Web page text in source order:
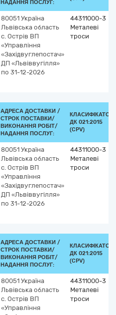
НАДАННЯ ПОСЛУГ:
80051 Україна
Львівська область
с. Острів ВП
«Управління
«Західвуглепостач»
ДП «Львіввугілля»
по 31-12-2026
44311000-3
Металеві
троси
АДРЕСА ДОСТАВКИ /
СТРОК ПОСТАВКИ/
ВИКОНАННЯ РОБІТ/
НАДАННЯ ПОСЛУГ:
КЛАСИФІКАТОР
ДК 021:2015
(CPV)
80051 Україна
Львівська область
с. Острів ВП
«Управління
«Західвуглепостач»
ДП «Львіввугілля»
по 31-12-2026
44311000-3
Металеві
троси
АДРЕСА ДОСТАВКИ /
СТРОК ПОСТАВКИ/
ВИКОНАННЯ РОБІТ/
НАДАННЯ ПОСЛУГ:
КЛАСИФІКАТОР
ДК 021:2015
(CPV)
80051 Україна
Львівська область
с. Острів ВП
«Управління
44311000-3
Металеві
троси